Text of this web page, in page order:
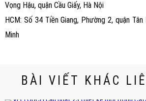
Vọng Hậu, quận Cầu Giấy, Hà Nội
HCM: Số 34 Tiền Giang, Phường 2, quận
Minh
BÀI VIẾT KHÁC